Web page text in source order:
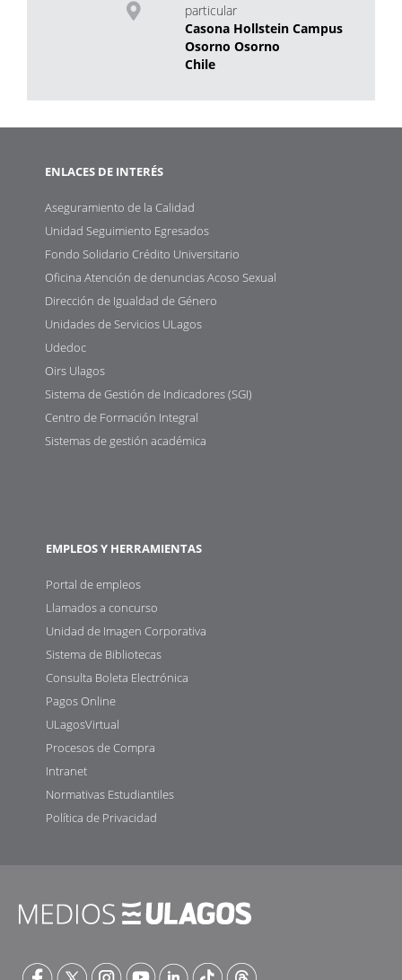
particular
Casona Hollstein Campus
Osorno Osorno
Chile
ENLACES DE INTERÉS
Aseguramiento de la Calidad
Unidad Seguimiento Egresados
Fondo Solidario Crédito Universitario
Oficina Atención de denuncias Acoso Sexual
Dirección de Igualdad de Género
Unidades de Servicios ULagos
Udedoc
Oirs Ulagos
Sistema de Gestión de Indicadores (SGI)
Centro de Formación Integral
Sistemas de gestión académica
EMPLEOS Y HERRAMIENTAS
Portal de empleos
Llamados a concurso
Unidad de Imagen Corporativa
Sistema de Bibliotecas
Consulta Boleta Electrónica
Pagos Online
ULagosVirtual
Procesos de Compra
Intranet
Normativas Estudiantiles
Política de Privacidad